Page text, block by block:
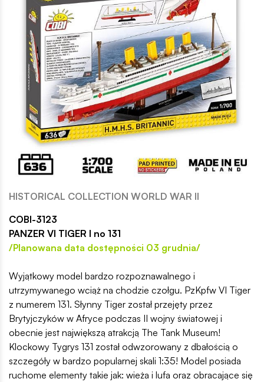
HISTORICAL COLLECTION WORLD WAR II
COBI-3123
PANZER VI TIGER I no 131
/Planowana data dostępności 03 grudnia/
Wyjątkowy model bardzo rozpoznawalnego i
utrzymywanego wciąż na chodzie czołgu. PzKpfw VI Tiger
z numerem 131. Słynny Tiger został przejęty przez
Brytyjczyków w Afryce podczas II wojny światowej i
obecnie jest największą atrakcją The Tank Museum!
Klockowy Tygrys 131 został odwzorowany z dbałością o
szczegóły w bardzo popularnej skali 1:35! Model posiada
ruchome elementy takie jak: wieża i lufa oraz obracające się